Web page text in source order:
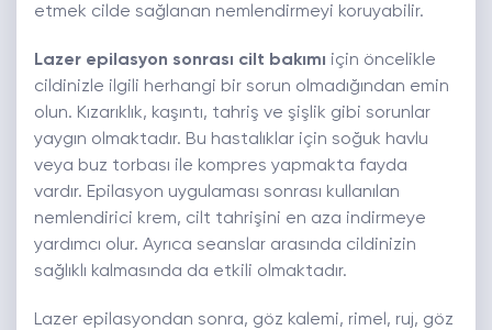
etmek cilde sağlanan nemlendirmeyi koruyabilir.
Lazer epilasyon sonrası cilt bakımı için öncelikle
cildinizle ilgili herhangi bir sorun olmadığından emin
olun. Kızarıklık, kaşıntı, tahriş ve şişlik gibi sorunlar
yaygın olmaktadır. Bu hastalıklar için soğuk havlu
veya buz torbası ile kompres yapmakta fayda
vardır. Epilasyon uygulaması sonrası kullanılan
nemlendirici krem, cilt tahrişini en aza indirmeye
yardımcı olur. Ayrıca seanslar arasında cildinizin
sağlıklı kalmasında da etkili olmaktadır.
Lazer epilasyondan sonra, göz kalemi, rimel, ruj, göz